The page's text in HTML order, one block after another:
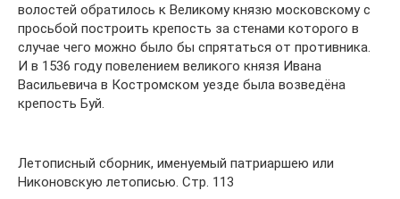
волостей обратилось к Великому князю московскому с
просьбой построить крепость за стенами которого в
случае чего можно было бы спрятаться от противника.
И в 1536 году повелением великого князя Ивана
Васильевича в Костромском уезде была возведёна
крепость Буй.
Летописный сборник, именуемый патриаршею или
Никоновскую летописью. Стр. 113